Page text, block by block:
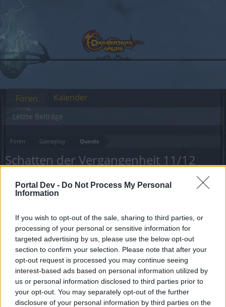
Portal Dev - Do Not Process My Personal
Information
If you wish to opt-out of the sale, sharing to third parties, or
processing of your personal or sensitive information for
targeted advertising by us, please use the below opt-out
section to confirm your selection. Please note that after your
opt-out request is processed you may continue seeing
interest-based ads based on personal information utilized by
us or personal information disclosed to third parties prior to
your opt-out. You may separately opt-out of the further
disclosure of your personal information by third parties on the
Foren Gameplay Quests
Schatten der Vergangenheit 11/12
Liebe(r) Forum-Leser/in,
Gesprächen teilnehmen oder eigene Themen
starten möchtest, musst Du Dich bitte zunächst im
Spiel einloggen. Falls Du noch keinen Spielaccount
besitzt, bitte registriere Dich neu. Wir freuen uns
auf Deinen nächsten Besuch in unserem Forum!
„Zum Spiel“
Tags: bug schatten der vergangenheit
< Zurück 1 2
Foren
Letzte Beiträge
Kalender